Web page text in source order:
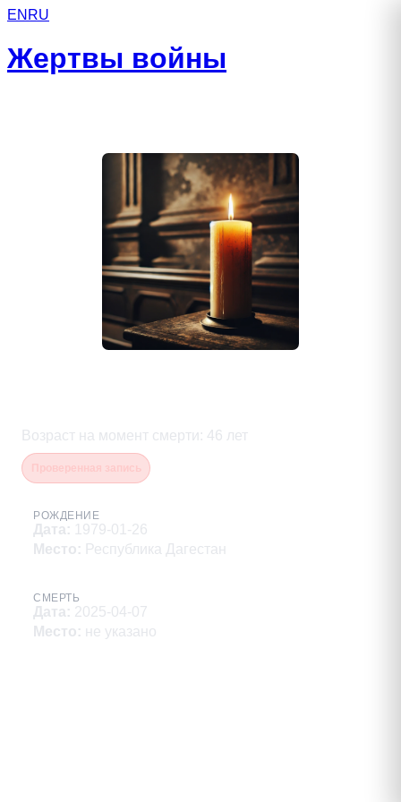
EN RU
Жертвы войны
Возраст на момент смерти : 46 лет
РОЖДЕНИЕ
Дата: 1979-01-26
Место: Республика Дагестан
СМЕРТЬ
Дата: 2025-04-07
Место: не указано